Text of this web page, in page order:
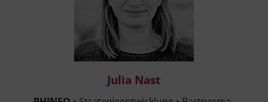
Julia Nast